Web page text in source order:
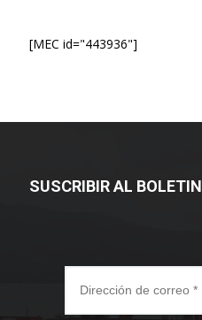
[MEC id="443936"]
SUSCRIBIR AL BOLETIN